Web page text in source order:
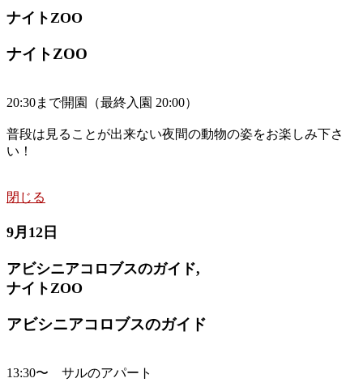
ナイトZOO
ナイトZOO
20:30まで開園（最終入園 20:00）
普段は見ることが出来ない夜間の動物の姿をお楽しみ下さ
い！
閉じる
9月12日
アビシニアコロブスのガイド,
ナイトZOO
アビシニアコロブスのガイド
13:30〜 サルのアパート